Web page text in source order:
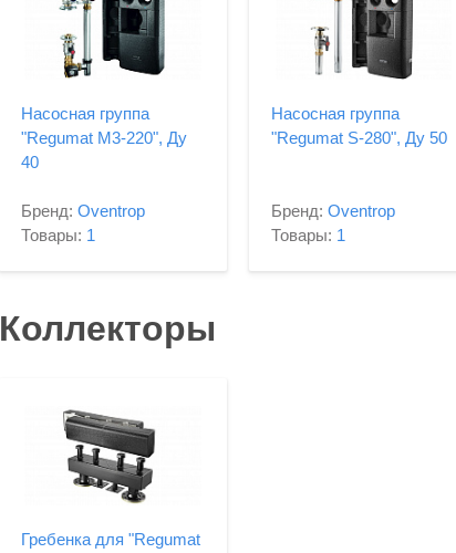
Насосная группа
"Regumat M3-220", Ду
40
Бренд: Oventrop
Товары: 1
Насосная группа
"Regumat S-280", Ду 50
Бренд:Oventrop
Товары: 1
Коллекторы
Гребенка для "Regumat